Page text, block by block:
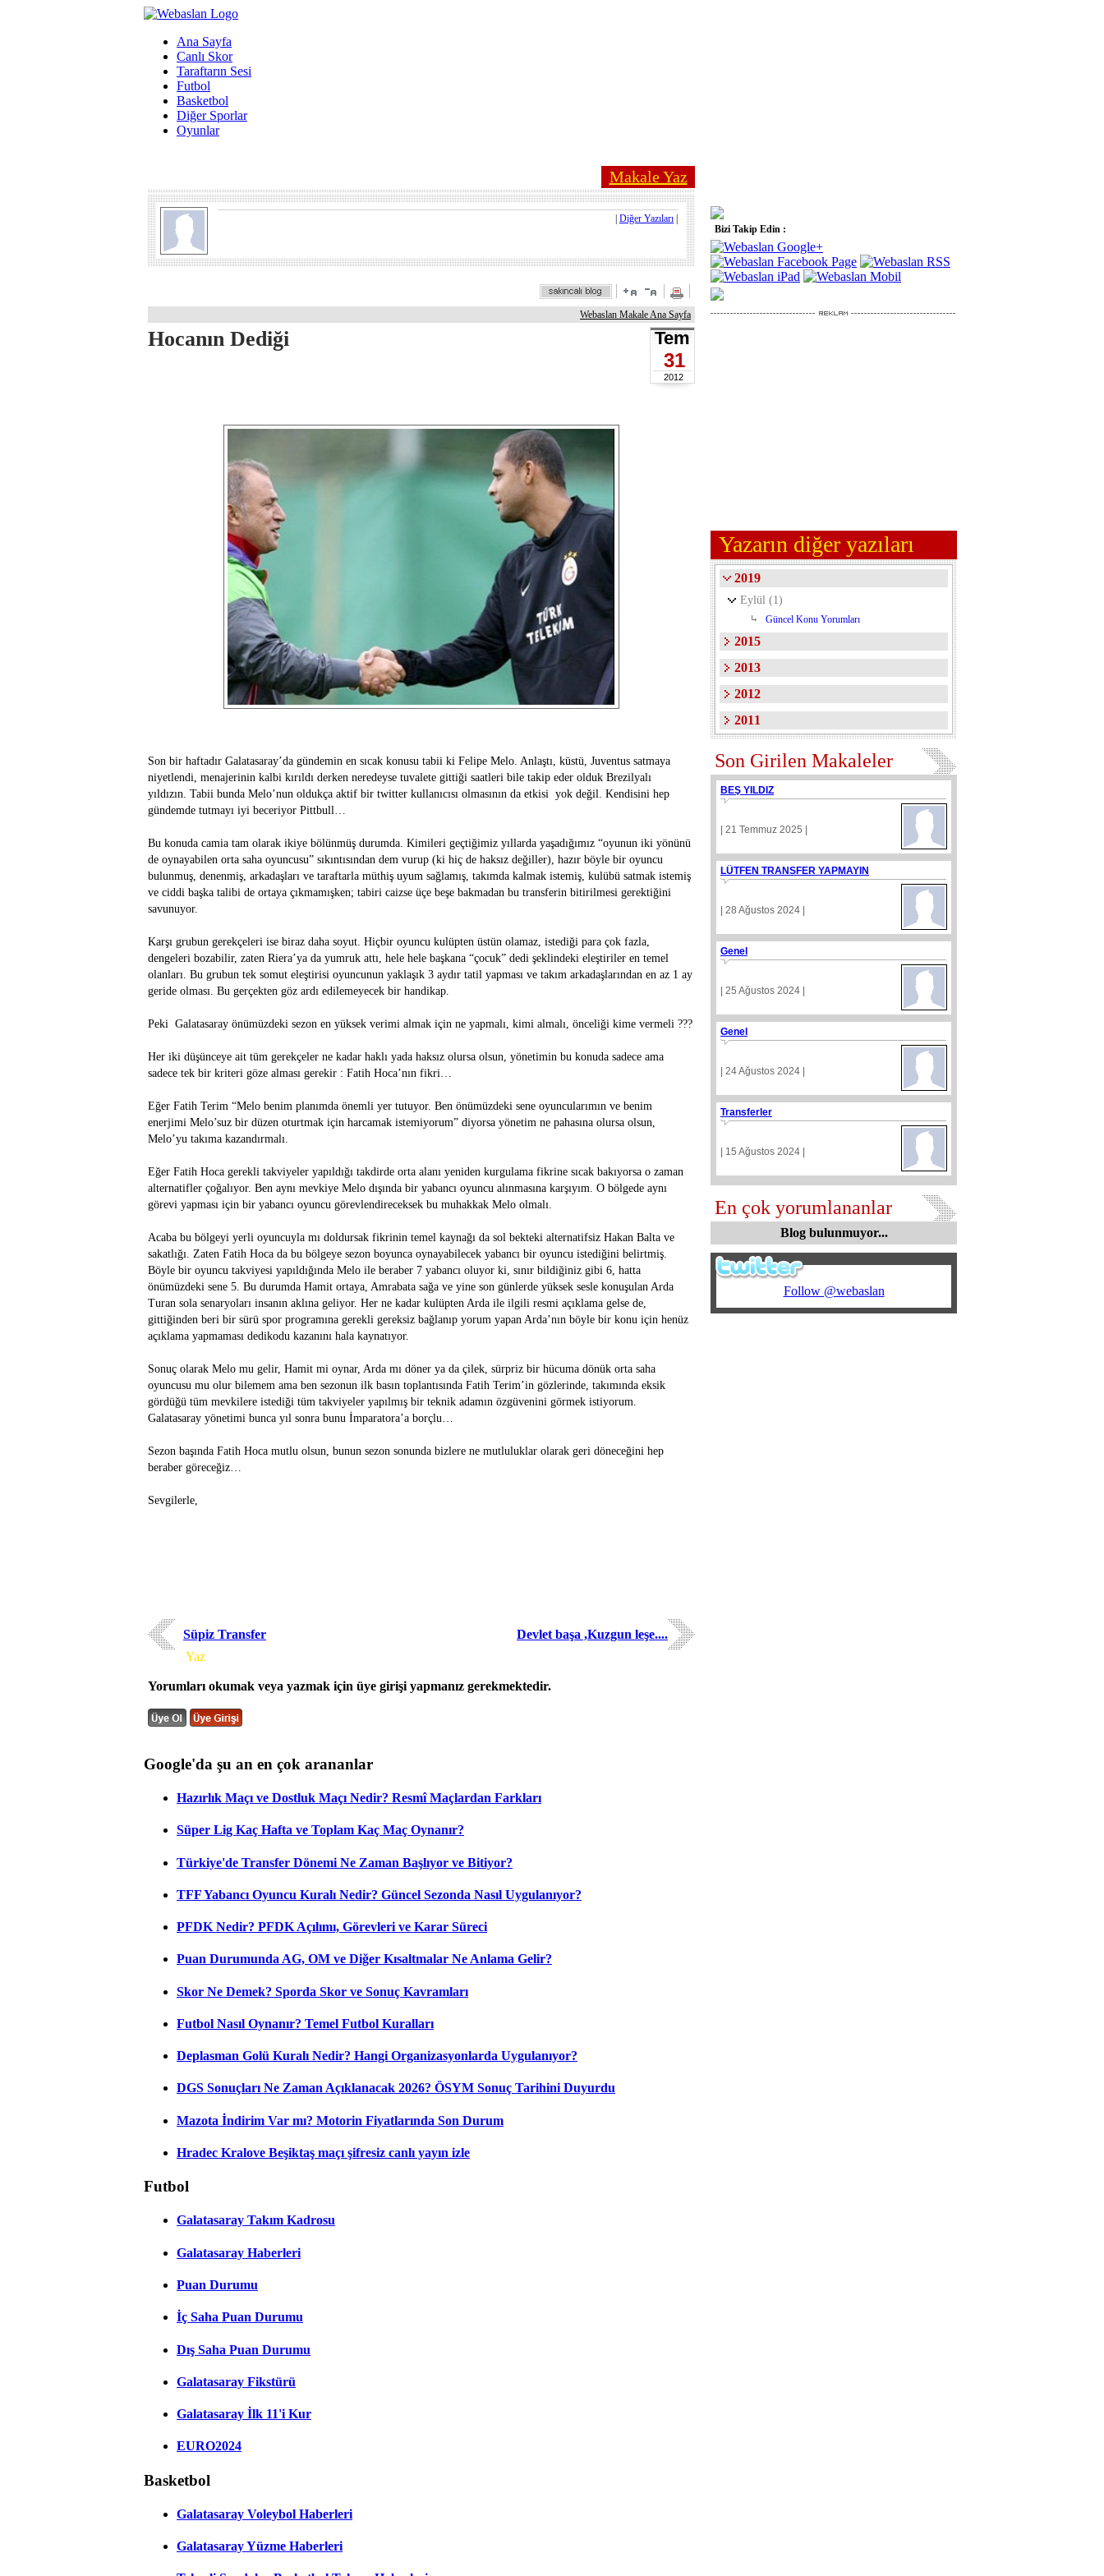
Ana Sayfa
Canlı Skor
Taraftarın Sesi
Futbol
Basketbol
Diğer Sporlar
Oyunlar
Makale Yaz
Diğer Yazıları
Webaslan Makale Ana Sayfa
Hocanın Dediği Tem
31
2012
Son bir haftadır Galatasaray’da gündemin en sıcak konusu tabii ki Felipe Melo. Anlaştı, küstü, Juventus satmaya
niyetlendi, menajerinin kalbi kırıldı derken neredeyse tuvalete gittiği saatleri bile takip eder olduk Brezilyalı
yıldızın. Tabii bunda Melo’nun oldukça aktif bir twitter kullanıcısı olmasının da etkisi yok değil. Kendisini hep
gündemde tutmayı iyi beceriyor Pittbull…
Bu konuda camia tam olarak ikiye bölünmüş durumda. Kimileri geçtiğimiz yıllarda yaşadığımız “oyunun iki yönünü
de oynayabilen orta saha oyuncusu” sıkıntısından dem vurup (ki hiç de haksız değiller), hazır böyle bir oyuncu
bulunmuş, denenmiş, arkadaşları ve taraftarla müthiş uyum sağlamış, takımda kalmak istemiş, kulübü satmak istemiş
ve ciddi başka talibi de ortaya çıkmamışken; tabiri caizse üçe beşe bakmadan bu transferin bitirilmesi gerektiğini
savunuyor.
Karşı grubun gerekçeleri ise biraz daha soyut. Hiçbir oyuncu kulüpten üstün olamaz, istediği para çok fazla,
dengeleri bozabilir, zaten Riera’ya da yumruk attı, hele hele başkana “çocuk” dedi şeklindeki eleştiriler en temel
olanları. Bu grubun tek somut eleştirisi oyuncunun yaklaşık 3 aydır tatil yapması ve takım arkadaşlarından en az 1 ay
geride olması. Bu gerçekten göz ardı edilemeyecek bir handikap.
Peki Galatasaray önümüzdeki sezon en yüksek verimi almak için ne yapmalı, kimi almalı, önceliği kime vermeli ???
Her iki düşünceye ait tüm gerekçeler ne kadar haklı yada haksız olursa olsun, yönetimin bu konuda sadece ama
sadece tek bir kriteri göze alması gerekir : Fatih Hoca’nın fikri…
Eğer Fatih Terim “Melo benim planımda önemli yer tutuyor. Ben önümüzdeki sene oyuncularımın ve benim
enerjimi Melo’suz bir düzen oturtmak için harcamak istemiyorum” diyorsa yönetim ne pahasına olursa olsun,
Melo’yu takıma kazandırmalı.
Eğer Fatih Hoca gerekli takviyeler yapıldığı takdirde orta alanı yeniden kurgulama fikrine sıcak bakıyorsa o zaman
alternatifler çoğalıyor. Ben aynı mevkiye Melo dışında bir yabancı oyuncu alınmasına karşıyım. O bölgede aynı
görevi yapması için bir yabancı oyuncu görevlendireceksek bu muhakkak Melo olmalı.
Acaba bu bölgeyi yerli oyuncuyla mı doldursak fikrinin temel kaynağı da sol bekteki alternatifsiz Hakan Balta ve
sakatlığı. Zaten Fatih Hoca da bu bölgeye sezon boyunca oynayabilecek yabancı bir oyuncu istediğini belirtmiş.
Böyle bir oyuncu takviyesi yapıldığında Melo ile beraber 7 yabancı oluyor ki, sınır bildiğiniz gibi 6, hatta
önümüzdeki sene 5. Bu durumda Hamit ortaya, Amrabata sağa ve yine son günlerde yüksek sesle konuşulan Arda
Turan sola senaryoları insanın aklına geliyor. Her ne kadar kulüpten Arda ile ilgili resmi açıklama gelse de,
gittiğinden beri bir sürü spor programına gerekli gereksiz bağlanıp yorum yapan Arda’nın böyle bir konu için henüz
açıklama yapmaması dedikodu kazanını hala kaynatıyor.
Sonuç olarak Melo mu gelir, Hamit mi oynar, Arda mı döner ya da çilek, sürpriz bir hücuma dönük orta saha
oyuncusu mu olur bilemem ama ben sezonun ilk basın toplantısında Fatih Terim’in gözlerinde, takımında eksik
gördüğü tüm mevkilere istediği tüm takviyeler yapılmış bir teknik adamın özgüvenini görmek istiyorum.
Galatasaray yönetimi bunca yıl sonra bunu İmparatora’a borçlu…
Sezon başında Fatih Hoca mutlu olsun, bunun sezon sonunda bizlere ne mutluluklar olarak geri döneceğini hep
beraber göreceğiz…
Sevgilerle,
Süpiz Transfer
Devlet başa ,Kuzgun leşe....
Yaz
Yorumları okumak veya yazmak için üye girişi yapmanız gerekmektedir.
Bizi Takip Edin :
Yazarın diğer yazıları
2019
Eylül (1)
Güncel Konu Yorumları
2015
2013
2012
2011
Son Girilen Makaleler
BEŞ YILDIZ
| 21 Temmuz 2025 |
LÜTFEN TRANSFER YAPMAYIN
| 28 Ağustos 2024 |
Genel
| 25 Ağustos 2024 |
Genel
| 24 Ağustos 2024 |
Transferler
| 15 Ağustos 2024 |
En çok yorumlananlar
Blog bulunmuyor...
Follow @webaslan
Google'da şu an en çok arananlar
Hazırlık Maçı ve Dostluk Maçı Nedir? Resmî Maçlardan Farkları
Süper Lig Kaç Hafta ve Toplam Kaç Maç Oynanır?
Türkiye'de Transfer Dönemi Ne Zaman Başlıyor ve Bitiyor?
TFF Yabancı Oyuncu Kuralı Nedir? Güncel Sezonda Nasıl Uygulanıyor?
PFDK Nedir? PFDK Açılımı, Görevleri ve Karar Süreci
Puan Durumunda AG, OM ve Diğer Kısaltmalar Ne Anlama Gelir?
Skor Ne Demek? Sporda Skor ve Sonuç Kavramları
Futbol Nasıl Oynanır? Temel Futbol Kuralları
Deplasman Golü Kuralı Nedir? Hangi Organizasyonlarda Uygulanıyor?
DGS Sonuçları Ne Zaman Açıklanacak 2026? ÖSYM Sonuç Tarihini Duyurdu
Mazota İndirim Var mı? Motorin Fiyatlarında Son Durum
Hradec Kralove Beşiktaş maçı şifresiz canlı yayın izle
Futbol
Galatasaray Takım Kadrosu
Galatasaray Haberleri
Puan Durumu
İç Saha Puan Durumu
Dış Saha Puan Durumu
Galatasaray Fikstürü
Galatasaray İlk 11'i Kur
EURO2024
Basketbol
Galatasaray Voleybol Haberleri
Galatasaray Yüzme Haberleri